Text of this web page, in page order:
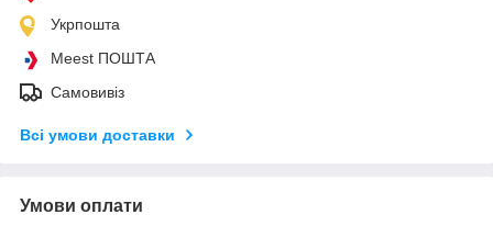
Укрпошта
Meest ПОШТА
Самовивіз
Всі умови доставки
Умови оплати